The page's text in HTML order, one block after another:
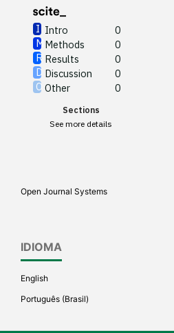
Intro
0
Methods
0
Results
0
Discussion
0
Other
0
Sections
See more details
Open Journal Systems
IDIOMA
English
Português (Brasil)